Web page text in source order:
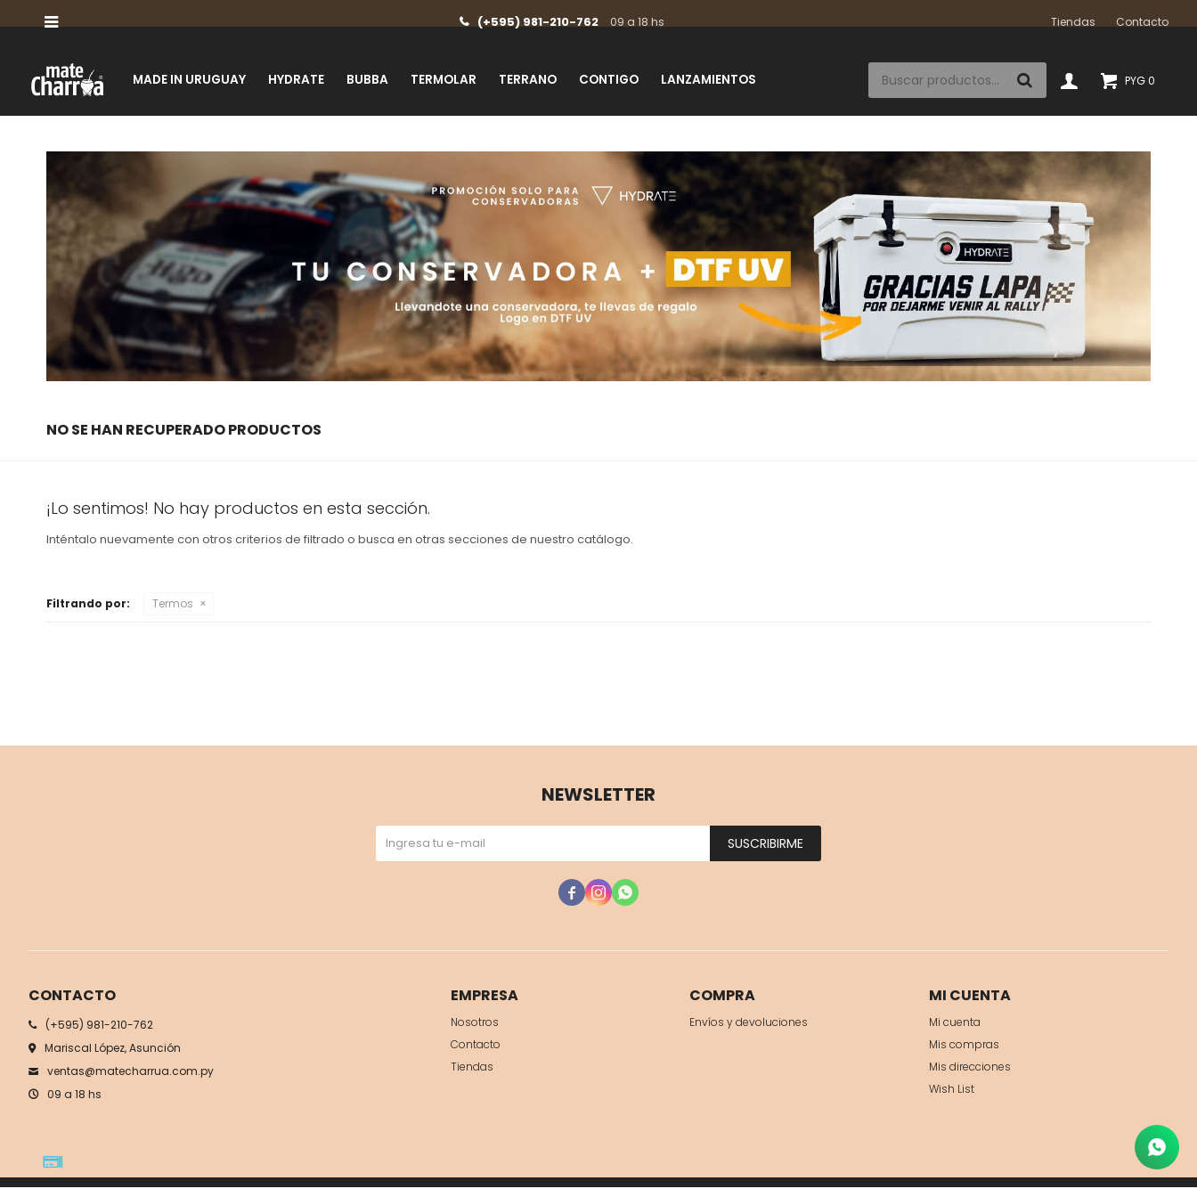
MADE IN URUGUAY HYDRATE BUBBA TERMOLAR TERRANO CONTIGO LANZAMIENTOS PYG0
(+595) 981-210-762 09 a 18 hs Tiendas Contacto

NO SE HAN RECUPERADO PRODUCTOS
¡Lo sentimos! No hay productos en esta sección.
Inténtalo nuevamente con otros criterios de filtrado o busca en otras secciones de nuestro catálogo.
Filtrando por: Termos
CONTACTO
(+595) 981-210-762
Mariscal López, Asunción
ventas@matecharrua.com.py
09 a 18 hs
EMPRESA
Nosotros
Contacto
Tiendas
COMPRA
Envíos y devoluciones
MI CUENTA
Mi cuenta
Mis compras
Mis direcciones
Wish List
NEWSLETTER
SUSCRIBIRME
  